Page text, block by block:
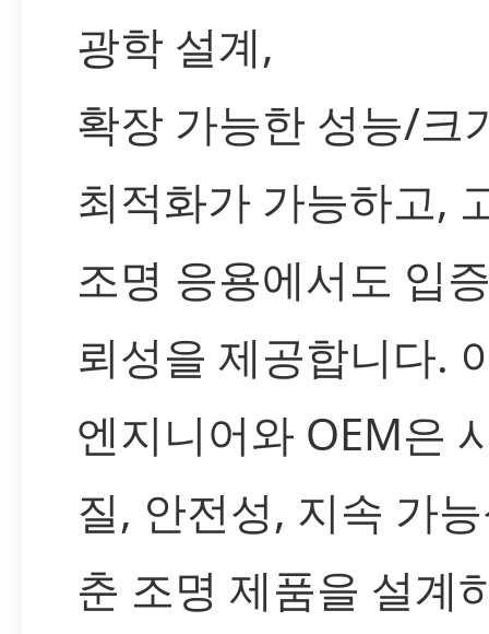
광학 설계,
확장 가능한 성능/크
최적화가 가능하고,
조명 응용에서도 입
뢰성을 제공합니다.
엔지니어와 OEM은
질, 안전성, 지속 가
춘 조명 제품을 설계